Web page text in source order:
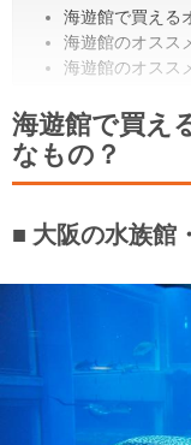
海遊館で買える
海遊館のオスス
海遊館のオスス
海遊館で買え
なもの？
大阪の水族館